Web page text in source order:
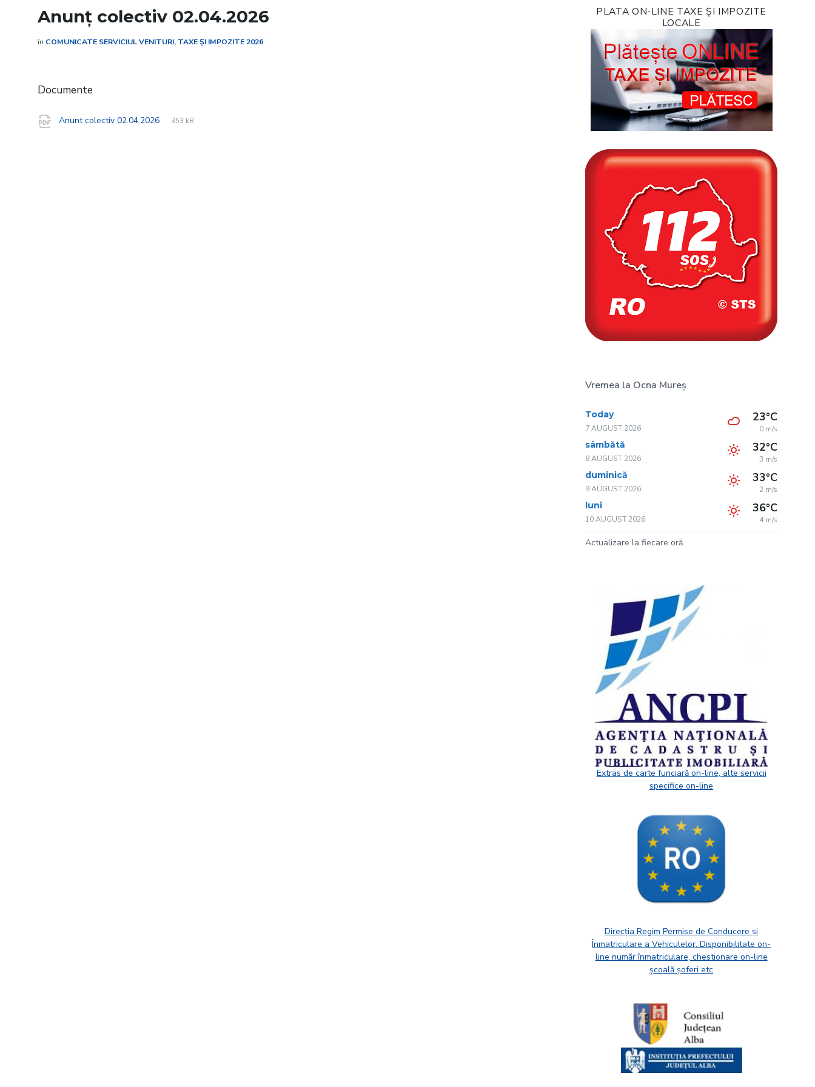
Anunț colectiv 02.04.2026
în COMUNICATE SERVICIUL VENITURI, TAXE ȘI IMPOZITE 2026
Documente
Anunt colectiv 02.04.2026
File
pdf
File
353 kB
PLATA ON-LINE TAXE ȘI IMPOZITE
LOCALE
Vremea la Ocna Mureș
Today
7 AUGUST 2026
23°C
0 m/s
sâmbătă
8 AUGUST 2026
32°C
3 m/s
duminică
9 AUGUST 2026
33°C
2 m/s
luni
10 AUGUST 2026
36°C
4 m/s
Actualizare la fiecare oră.
Extras de carte funciară on-line, alte servicii
specifice on-line
Direcția Regim Permise de Conducere și
Înmatriculare a Vehiculelor. Disponibilitate on-
line număr înmatriculare, chestionare on-line
școală șoferi etc